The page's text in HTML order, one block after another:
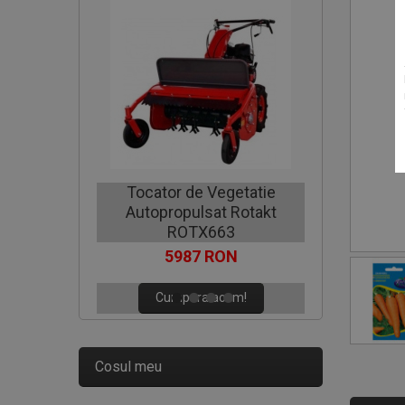
Tocator de Vegetatie
Autopropulsat Rotakt
ROTX663
5987 RON
Cumpara acum!
Cosul meu